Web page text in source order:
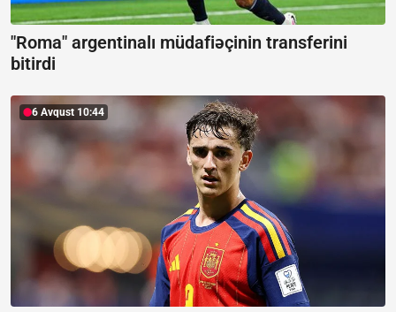
"Roma" argentinalı müdafiəçinin transferini
bitirdi
6 Avqust 10:44